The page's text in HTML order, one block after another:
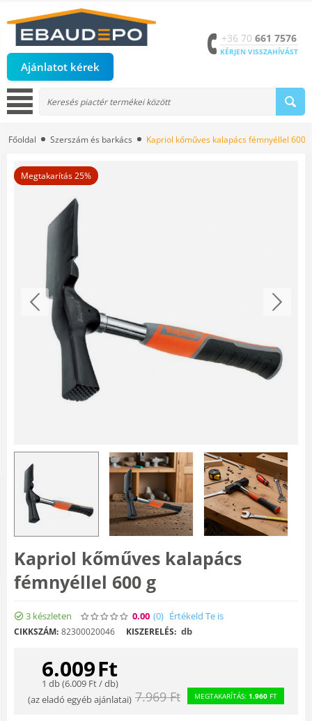
Ajánlatot kérek
+36 70 661 7576
KÉRJEN VISSZAHÍVÁST
Főoldal Szerszám és barkács Kapriol kőműves kalapács fémnyéllel 600 g
Megtakarítás 25%
Kapriol kőműves kalapács
fémnyéllel 600 g
3 készleten 0.00 (0) Értékeld Te is
CIKKSZÁM: 82300020046 KISZERELÉS: db
6.009Ft
1 db (6.009Ft/ db)
(az eladó egyéb ajánlatai) 7.969 Ft MEGTAKARÍTÁS: 1.960 FT